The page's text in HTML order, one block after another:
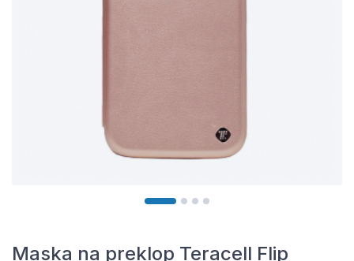
Maska na preklop Teracell Flip